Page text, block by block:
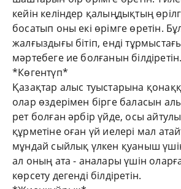
кейін келіндер қалыңдықтың
босатып оны екі өрімге өретін.
жалғыздығы бітіп, енді
мәртебеге ие болғанын білдіретін.
*Көгентүп*
Қазақтар алыс туыстарына
олар өздерімен бірге баласын
рет болған әрбір үйде, осы
құрметіне оған үй иелері мал
мұндай сыйлық үлкен қуаныш
ал оның ата - аналары үшін
көрсету дегенді білдіретін.